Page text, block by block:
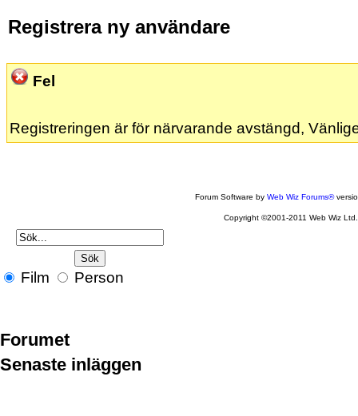
Registrera ny användare
Fel
Registreringen är för närvarande avstängd,
Forum Software byWeb Wiz Forums®
Copyright ©2001-2011 Web Wiz Ltd.
Film Person
Forumet
Senaste inläggen